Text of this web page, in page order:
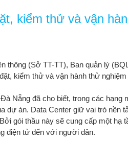
kiểm thử và vận
(Sở TT-TT), Ban quản lý
kiểm thử và vận hành thử
Nẵng đã cho biết, trong các hạng
dự án. Data Center giữ vai trò nền
gói thầu này sẽ cung cấp một hạ
điện tử đến với người dân.